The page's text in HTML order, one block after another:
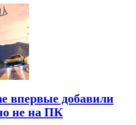
впервые добавили
не на ПК